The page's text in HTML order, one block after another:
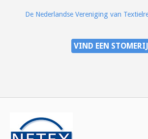
De Nederlandse Vereniging van
VIND EEN STOMERIJ